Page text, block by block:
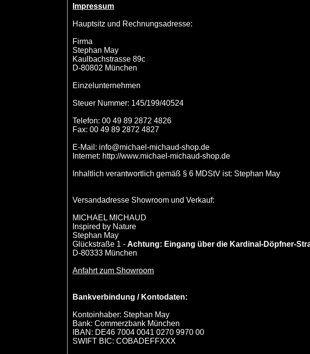
Impressum
Hauptsitz und Rechnungsadresse:
Firma
Stephan May
Kaulbachstrasse 89c
D-80802 München
Einzelunternehmen
Steuer Nummer: 145/199/40524
Telefon: 00 49 89 2872 4826
Fax: 00 49 89 2872 4827
E-Mail: info@michael-michaud-shop.de
Internet: http://www.michael-michaud-shop.de
Inhaltlich verantwortlich gemäß § 6 MDStV ist: Stephan May
Versandadresse Showroom und Verkauf:
MICHAEL MICHAUD
Inspired by Nature
Stephan May
Glückstraße 1 -Achtung: Eingang über die Kardinal-Döpfner-
D-80333 München
Anfahrt zum Showroom
Bankverbindung / Kontodaten:
Kontoinhaber: Stephan May
Bank: Commerzbank München
IBAN: DE46 7004 0041 0270 9970 00
SWIFT BIC: COBADEFFXXX